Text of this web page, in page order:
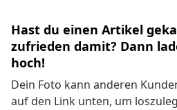
Hast du einen Artikel
zufrieden damit? Dann
hoch!
Dein Foto kann anderen
auf den Link unten, um